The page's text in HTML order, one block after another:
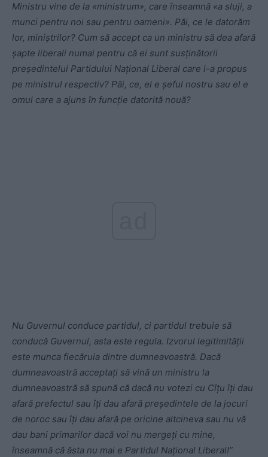
Ministru vine de la «ministrum», care înseamnă «a sluji, a
munci pentru noi sau pentru oameni». Păi, ce le datorăm
lor, miniştrilor? Cum să accept ca un ministru să dea afară
şapte liberali numai pentru că ei sunt susţinătorii
preşedintelui Partidului Naţional Liberal care l-a propus
pe ministrul respectiv? Păi, ce, el e şeful nostru sau el e
omul care a ajuns în funcţie datorită nouă?
Nu Guvernul conduce partidul, ci partidul trebuie să
conducă Guvernul, asta este regula. Izvorul legitimităţii
este munca fiecăruia dintre dumneavoastră. Dacă
dumneavoastră acceptaţi să vină un ministru la
dumneavoastră să spună că dacă nu votezi cu Cîţu îţi dau
afară prefectul sau îţi dau afară preşedintele de la jocuri
de noroc sau îţi dau afară pe oricine altcineva sau nu vă
dau bani primarilor dacă voi nu mergeţi cu mine,
înseamnă că ăsta nu mai e Partidul Naţional Liberal!”